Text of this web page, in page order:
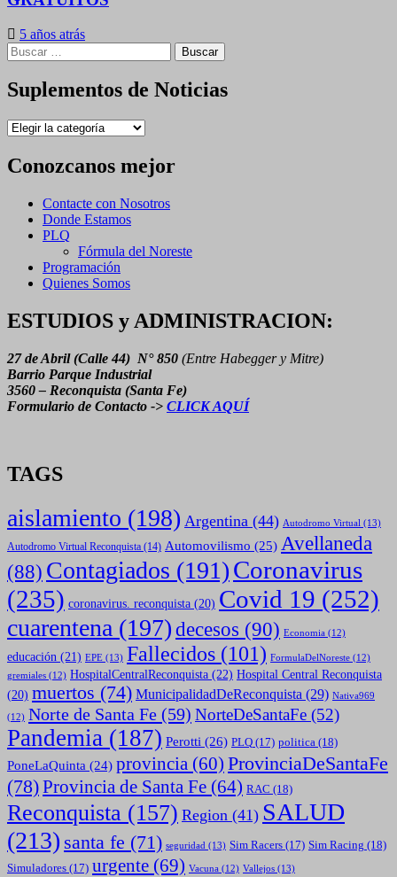
5 años atrás
Buscar:
Suplementos de Noticias
Suplementos
Noticias
Conozcanos mejor
Contacte con Nosotros
Donde Estamos
PLQ
Fórmula del Noreste
Programación
Quienes Somos
ESTUDIOS y ADMINISTRACION:
27 de Abril (Calle 44) N° 850 (Entre Habegger y Mitre)
Barrio Parque Industrial
3560 – Reconquista (Santa Fe)
Formulario de Contacto -> CLICK AQUÍ
TAGS
aislamiento (198) Argentina (44) Autodromo Virtual (13)
Autodromo Virtual Reconquista (14) Automovilismo (25) Avellaneda
(88) Contagiados (191)Coronavirus
(235) coronavirus. reconquista (20) Covid 19 (252)
cuarentena (197) decesos (90) Economia (12)
educación (21) EPE (13) Fallecidos (101) FormulaDelNoreste (12)
gremiales (12) HospitalCentralReconquista (22) Hospital Central Reconquista
(20) muertos (74) MunicipalidadDeReconquista (29) Nativa969
(12) Norte de Santa Fe (59) NorteDeSantaFe (52)
Pandemia (187) Perotti (26) PLQ (17) politica (18)
PoneLaQuinta (24) provincia (60) ProvinciaDeSantaFe
(78)Provincia de Santa Fe (64) RAC (18)
Reconquista (157) Region (41) SALUD
(213) santa fe (71) seguridad (13) Sim Racers (17) Sim Racing (18)
Simuladores (17) urgente (69) Vacuna (12) Vallejos (13)